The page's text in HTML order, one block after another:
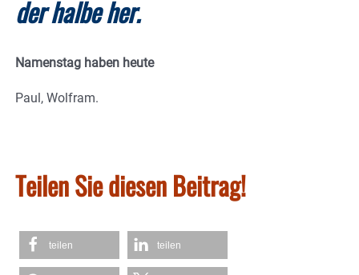
der halbe her.
Namenstag haben heute
Paul, Wolfram.
Teilen Sie diesen Beitrag!
teilen teilen